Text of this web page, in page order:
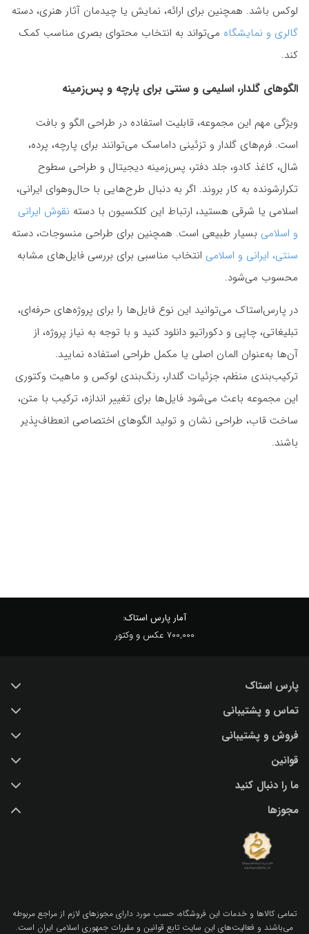
لوکس باشد. همچنین برای ارائه، نمایش یا چیدمان آثار هنری، دسته
گالری و نمایشگاه می‌تواند به انتخاب محتوای بصری مناسب کمک
کند.
الگوهای گلدار، اسلیمی و سنتی برای پارچه و پس‌زمینه
ویژگی مهم این مجموعه، قابلیت استفاده در طراحی الگو و بافت
است. فرم‌های گلدار و تزئینی داماسک می‌توانند برای پارچه، پرده،
شال، کاغذ کادو، جلد دفتر، پس‌زمینه دیجیتال و طراحی سطوح
تکرارشونده به کار بروند. اگر به دنبال طرح‌هایی با حال‌وهوای ایرانی،
اسلامی یا شرقی هستید، ارتباط این کلکسیون با دسته نقوش ایرانی
و اسلامی بسیار طبیعی است. همچنین برای طراحی منسوجات، دسته
سنتی، ایرانی و اسلامی انتخاب مناسبی برای بررسی فایل‌های مشابه
محسوب می‌شود.
در پارس‌استاک می‌توانید این نوع فایل‌ها را برای پروژه‌های حرفه‌ای،
تبلیغاتی، چاپی و دکوراتیو دانلود کنید و با توجه به نیاز پروژه، از
آن‌ها به‌عنوان المان اصلی یا مکمل طراحی استفاده نمایید.
ترکیب‌بندی منظم، جزئیات گلدار، رنگ‌بندی لوکس و ماهیت وکتوری
این مجموعه باعث می‌شود فایل‌ها برای تغییر اندازه، ترکیب با متن،
ساخت قاب، طراحی نشان و تولید الگوهای اختصاصی انعطاف‌پذیر
باشند.
آمار پارس استاک:
700,000 عکس و وکتور
پارس استاک
خرید عکس با کیفیت
درباره ما
پرسش و پاسخ
اشتراک / تمدید
بلاگ پارس استاک
نکات و ترفندهای طراحی گرافیکی
تماس و پشتیبانی
تماس با ما
فروش و پشتیبانی
(IR) 021 28428845
support@parsstock.ir
قوانین
شرایط استفاده از وب سایت
سیاست حفظ حریم شخصی کاربران
ما را دنبال کنید
مجوزها
تمامي كالاها و خدمات اين فروشگاه، حسب مورد داراي مجوزهاي لازم از مراجع مربوطه
مي‌باشند و فعاليت‌هاي اين سايت تابع قوانين و مقررات جمهوري اسلامي ايران است.